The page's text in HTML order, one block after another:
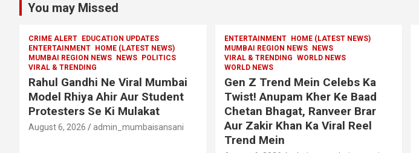
You may Missed
CRIME ALERT
EDUCATION UPDATES
ENTERTAINMENT
HOME (LATEST NEWS)
MUMBAI REGION NEWS
NEWS
POLITICS
VIRAL & TRENDING
Rahul Gandhi Ne Viral Mumbai
Model Rhiya Ahir Aur Student
Protesters Se Ki Mulakat
August 6, 2026 admin_mumbaisansani
ENTERTAINMENT
HOME (LATEST NEWS)
MUMBAI REGION NEWS
NEWS
VIRAL & TRENDING WORLD NEWS
WORLD NEWS
Gen Z Trend Mein Celebs Ka
Twist! Anupam Kher Ke Baad
Chetan Bhagat, Ranveer Brar
Aur Zakir Khan Ka Viral Reel
Trend Mein